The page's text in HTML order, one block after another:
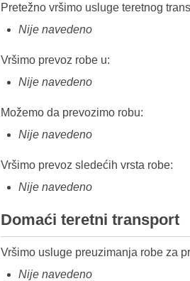
Pretežno vršimo usluge teretnog
Nije navedeno
Vršimo prevoz robe u:
Nije navedeno
Možemo da prevozimo robu:
Nije navedeno
Vršimo prevoz sledećih vrsta robe:
Nije navedeno
Domaći teretni transport
Vršimo usluge preuzimanja robe za
Nije navedeno